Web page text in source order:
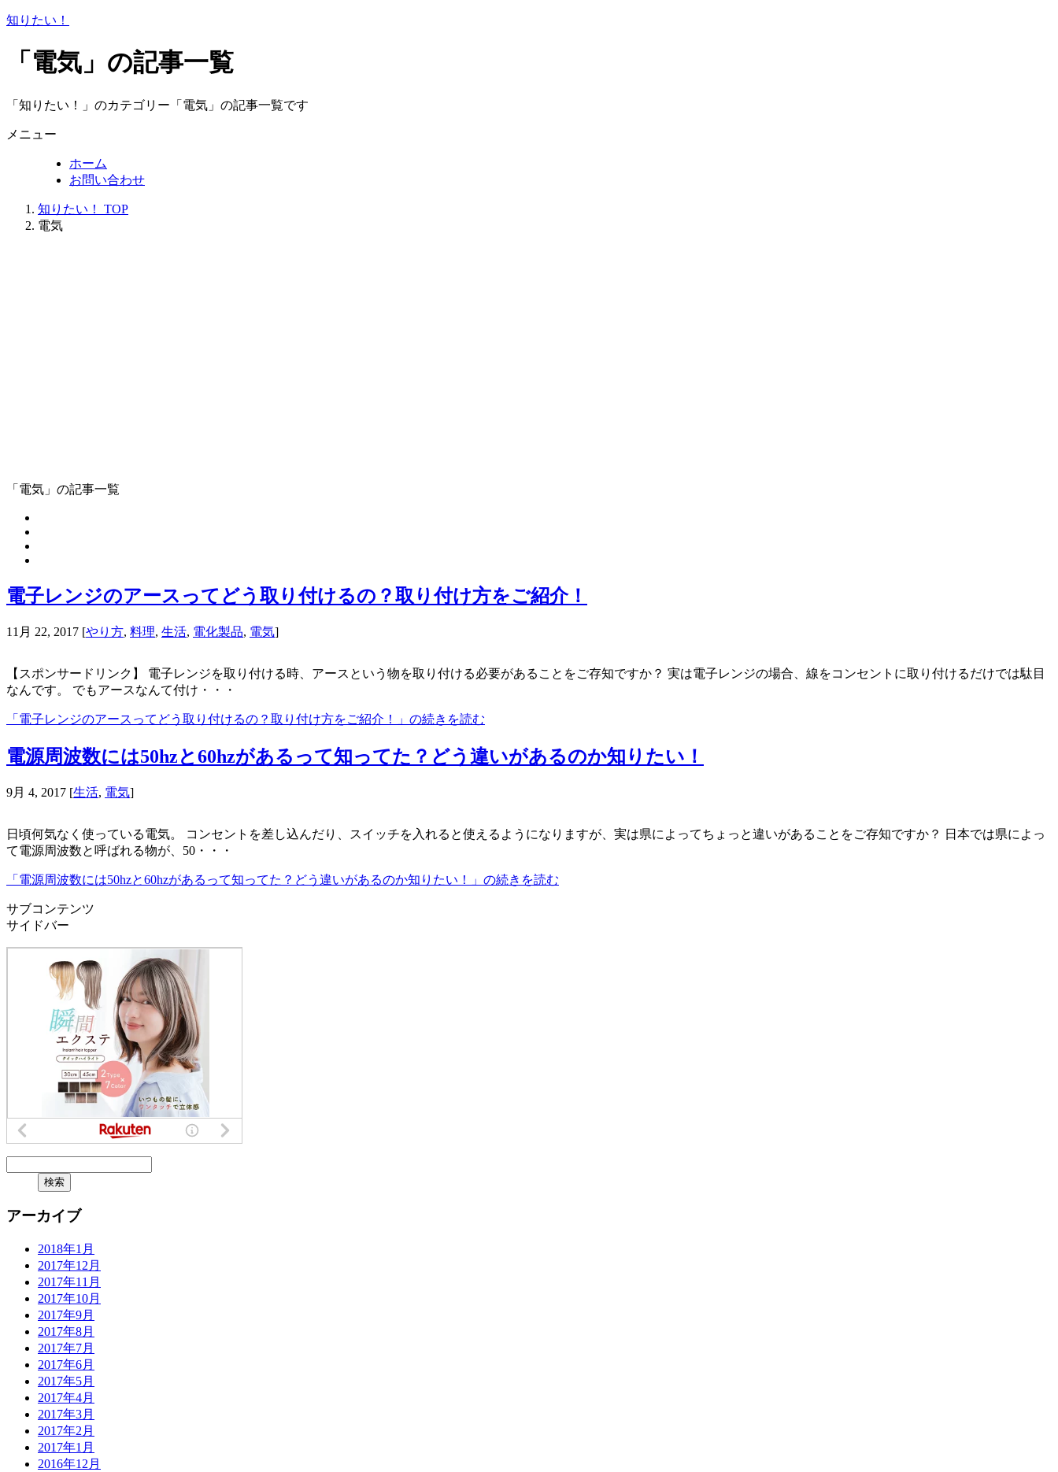
知りたい！
「電気」の記事一覧
「知りたい！」のカテゴリー「電気」の記事一覧です
メニュー
ホーム
お問い合わせ
知りたい！ TOP
電気
「電気」の記事一覧
電子レンジのアースってどう取り付けるの？取り付け方をご紹介！
11月 22, 2017 [やり方, 料理, 生活, 電化製品, 電気]
【スポンサードリンク】 電子レンジを取り付ける時、アースという物を取り付ける必要があることをご存知ですか？ 実は電子レンジの場合、線をコンセントに取り付けるだけでは駄目
なんです。 でもアースなんて付け・・・
「電子レンジのアースってどう取り付けるの？取り付け方をご紹介！」の続きを読む
電源周波数には50hzと60hzがあるって知ってた？どう違いがあるのか知りたい！
9月 4, 2017 [生活, 電気]
日頃何気なく使っている電気。 コンセントを差し込んだり、スイッチを入れると使えるようになりますが、実は県によってちょっと違いがあることをご存知ですか？ 日本では県によっ
て電源周波数と呼ばれる物が、50・・・
「電源周波数には50hzと60hzがあるって知ってた？どう違いがあるのか知りたい！」の続きを読む
サブコンテンツ
サイドバー
アーカイブ
2018年1月
2017年12月
2017年11月
2017年10月
2017年9月
2017年8月
2017年7月
2017年6月
2017年5月
2017年4月
2017年3月
2017年2月
2017年1月
2016年12月